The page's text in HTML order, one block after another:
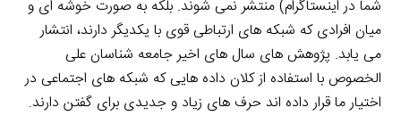
شما در اینستاگرام) منتشر نمی شوند. بلکه به صورت خوشه ای و
میان افرادی که شبکه های ارتباطی قوی با یکدیگر دارند، انتشار
می یابد. پژوهش های سال های اخیر جامعه شناسان علی
الخصوص با استفاده از کلان داده هایی که شبکه های اجتماعی در
اختیار ما قرار داده اند حرف های زیاد و جدیدی برای گفتن دارند.